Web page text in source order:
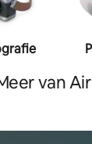
van